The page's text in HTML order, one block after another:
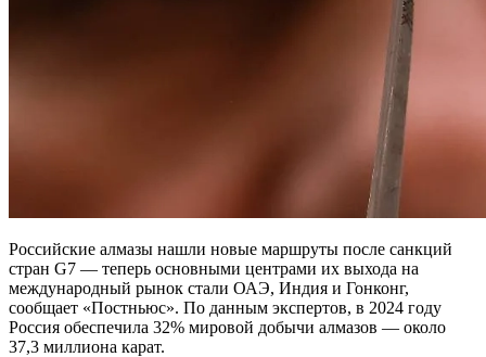
Российские алмазы нашли новые маршруты после санкций
стран G7 — теперь основными центрами их выхода на
международный рынок стали ОАЭ, Индия и Гонконг,
сообщает «Постньюс». По данным экспертов, в 2024 году
Россия обеспечила 32% мировой добычи алмазов — около
37,3 миллиона карат.